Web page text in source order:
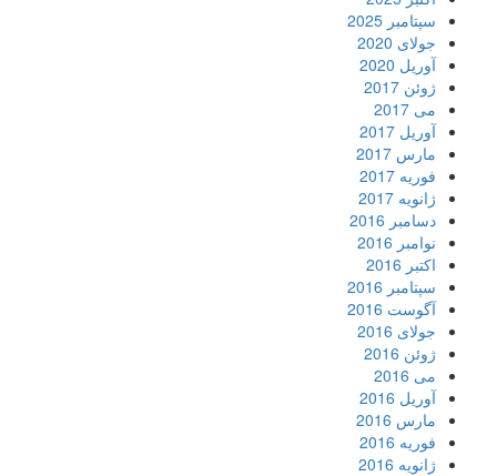
سپتامبر 2025
جولای 2020
آوریل 2020
ژوئن 2017
می 2017
آوریل 2017
مارس 2017
فوریه 2017
ژانویه 2017
دسامبر 2016
نوامبر 2016
اکتبر 2016
سپتامبر 2016
آگوست 2016
جولای 2016
ژوئن 2016
می 2016
آوریل 2016
مارس 2016
فوریه 2016
ژانویه 2016